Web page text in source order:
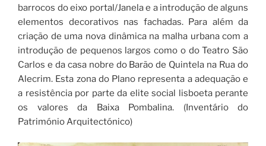
barrocos do eixo portal/Janela e a introdução de alguns
elementos decorativos nas fachadas. Para além da
criação de uma nova dinâmica na malha urbana com a
introdução de pequenos largos como o do Teatro São
Carlos e da casa nobre do Barão de Quintela na Rua do
Alecrim. Esta zona do Plano representa a adequação e
a resistência por parte da elite social lisboeta perante
os valores da Baixa Pombalina. (Inventário do
Património Arquitectónico)